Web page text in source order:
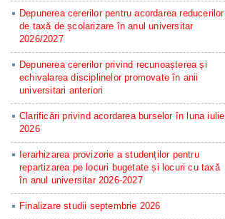
Depunerea cererilor pentru acordarea reducerilor
de taxă de școlarizare în anul universitar
2026/2027
Depunerea cererilor privind recunoașterea și
echivalarea disciplinelor promovate în anii
universitari anteriori
Clarificări privind acordarea burselor în luna iulie
2026
Ierarhizarea provizorie a studenților pentru
repartizarea pe locuri bugetate și locuri cu taxă
în anul universitar 2026-2027
Finalizare studii septembrie 2026